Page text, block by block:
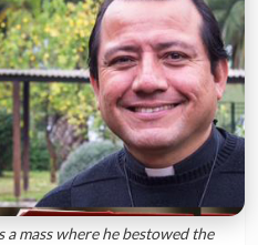
mass where he bestowed the